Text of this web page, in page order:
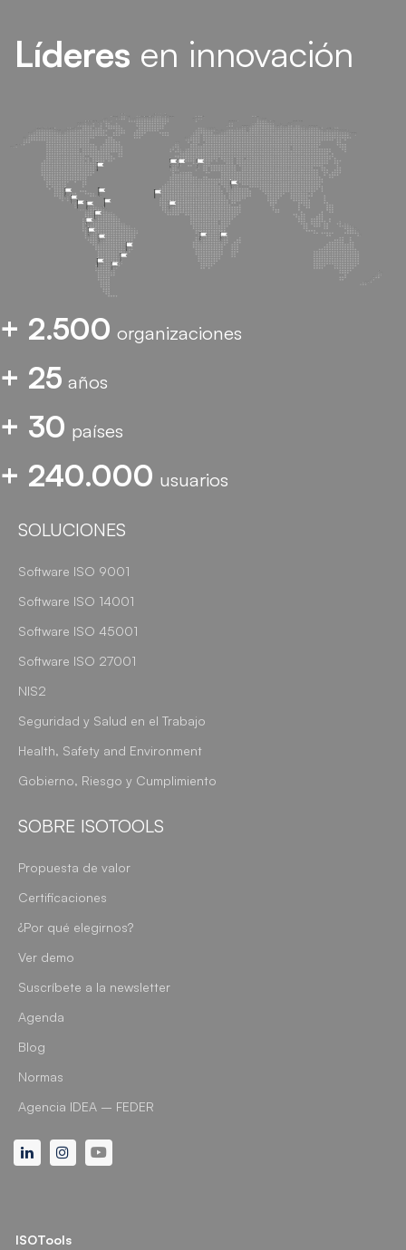
Líderes en innovación
+ 2.500 organizaciones
+ 25 años
+ 30 países
+ 240.000 usuarios
SOLUCIONES
Software ISO 9001
Software ISO 14001
Software ISO 45001
Software ISO 27001
NIS2
Seguridad y Salud en el Trabajo
Health, Safety and Environment
Gobierno, Riesgo y Cumplimiento
SOBRE ISOTOOLS
Propuesta de valor
Certificaciones
¿Por qué elegirnos?
Ver demo
Suscríbete a la newsletter
Agenda
Blog
Normas
Agencia IDEA – FEDER
LinkedinInstagramYoutube
ISOTools